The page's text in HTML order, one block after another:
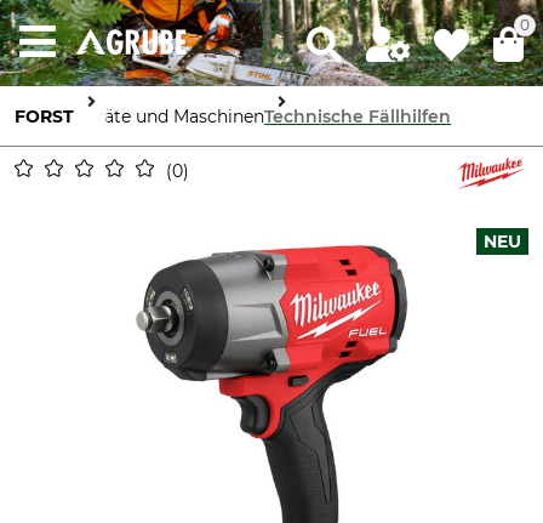
0
FORST Geräte und MaschinenTechnische Fällhilfen
0
NEU